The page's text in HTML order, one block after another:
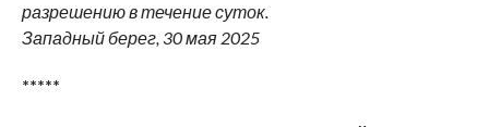
разрешению в течение суток.
Западный берег, 30 мая 2025
*****